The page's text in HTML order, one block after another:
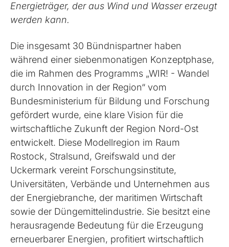
Energieträger, der aus Wind und Wasser erzeugt
werden kann.
Die insgesamt 30 Bündnispartner haben
während einer siebenmonatigen Konzeptphase,
die im Rahmen des Programms „WIR! - Wandel
durch Innovation in der Region“ vom
Bundesministerium für Bildung und Forschung
gefördert wurde, eine klare Vision für die
wirtschaftliche Zukunft der Region Nord-Ost
entwickelt. Diese Modellregion im Raum
Rostock, Stralsund, Greifswald und der
Uckermark vereint Forschungsinstitute,
Universitäten, Verbände und Unternehmen aus
der Energiebranche, der maritimen Wirtschaft
sowie der Düngemittelindustrie. Sie besitzt eine
herausragende Bedeutung für die Erzeugung
erneuerbarer Energien, profitiert wirtschaftlich